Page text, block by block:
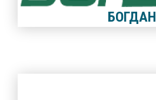
БОГДАН